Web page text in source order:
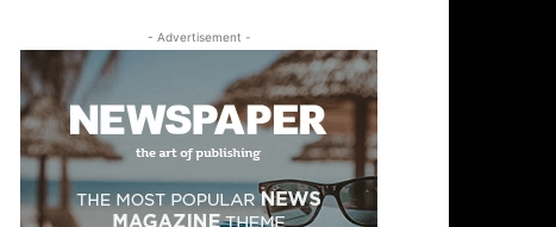
- Advertisement -